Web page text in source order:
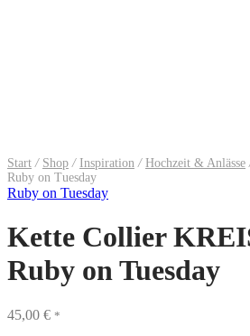
Start / Shop / Inspiration / Hochzeit & Anlässe
Ruby on Tuesday
Ruby on Tuesday
Kette Collier
Ruby on Tuesday
45,00 € *